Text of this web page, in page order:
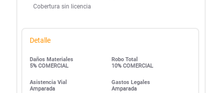
Cobertura sin licencia
Detalle
Daños Materiales
5% COMERCIAL
Robo Total
10% COMERCIAL
Asistencia Vial
Amparada
Gastos Legales
Amparada